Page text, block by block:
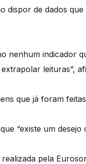
dispor de dados
nenhum indicador
leituras”,
que já foram
“existe um desejo
pela